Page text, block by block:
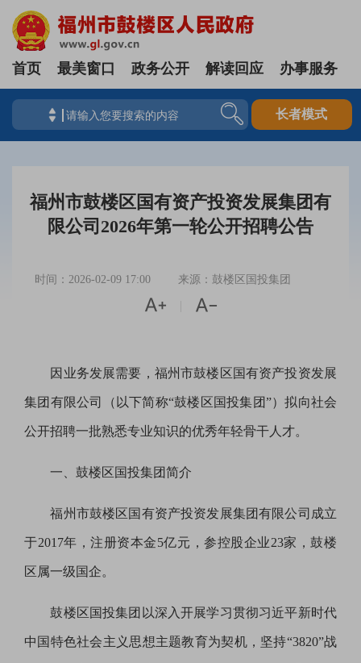
首页 最美窗口 政务公开 解读回应 办事服务
长者模式
福州市鼓楼区国有资产投资发展集团有
限公司2026年第一轮公开招聘公告
时间：2026-02-09 17:00 来源：鼓楼区国投集团
 
因业务发展需要，福州市鼓楼区国有资产投资发展
集团有限公司（以下简称“鼓楼区国投集团”）拟向社会
公开招聘一批熟悉专业知识的优秀年轻骨干人才。
一、 鼓楼区国投集团简介
福州市鼓楼区国有资产投资发展集团有限公司成立
于2017年，注册资本金5亿元，参控股企业23家，鼓楼
区属一级国企。
鼓楼区国投集团以深入开展学习贯彻习近平新时代
中国特色社会主义思想主题教育为契机，坚持“3820”战